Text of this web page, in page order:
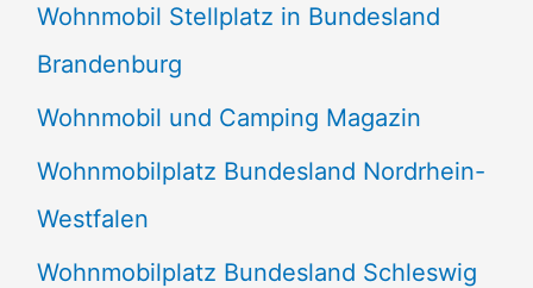
Wohnmobil Stellplatz in Bundesland
Brandenburg
Wohnmobil und Camping Magazin
Wohnmobilplatz Bundesland Nordrhein-
Westfalen
Wohnmobilplatz Bundesland Schleswig